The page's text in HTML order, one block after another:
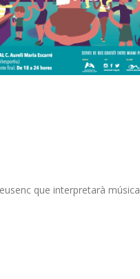
que interpretarà música